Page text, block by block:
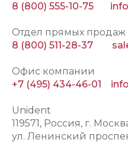
8 (800) 555-10-75
Отдел прямых продаж
8 (800) 511-28-37
Офис компании
+7 (495) 434-46-01
Unident
119571, Россия, г.
ул. Ленинский